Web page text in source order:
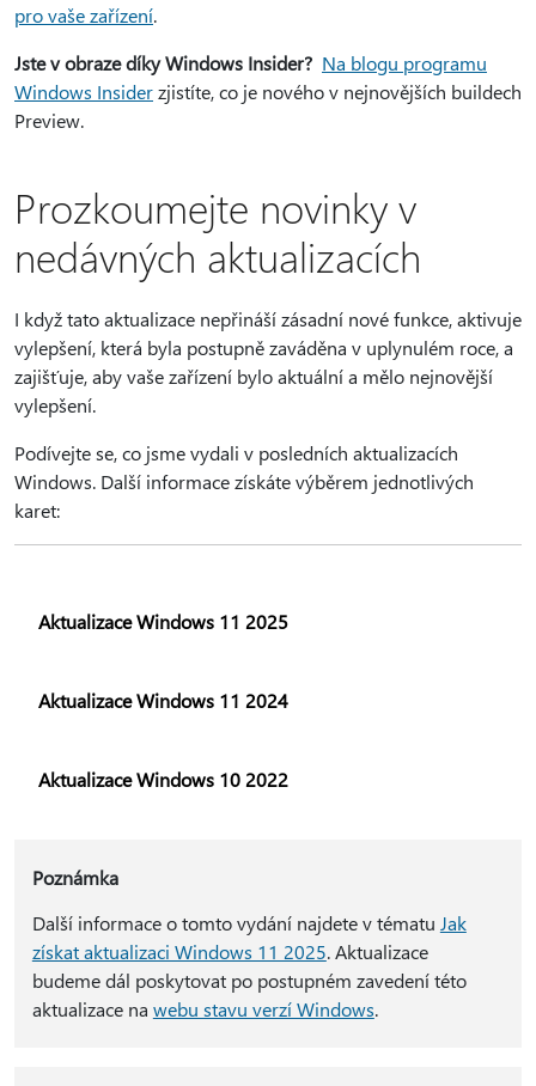
pro vaše zařízení.
Jste v obraze díky Windows Insider? Na blogu programu
Windows Insiderzjistíte, co je nového v nejnovějších buildech
Preview.
Prozkoumejte novinky v
nedávných aktualizacích
I když tato aktualizace nepřináší zásadní nové funkce, aktivuje
vylepšení, která byla postupně zaváděna v uplynulém roce, a
zajišťuje, aby vaše zařízení bylo aktuální a mělo nejnovější
vylepšení.
Podívejte se, co jsme vydali v posledních aktualizacích
Windows. Další informace získáte výběrem jednotlivých
karet:
Aktualizace Windows 11 2025
Aktualizace Windows 11 2024
Aktualizace Windows 10 2022
Poznámka
Další informace o tomto vydání najdete v tématu Jak
získat aktualizaci Windows 11 2025. Aktualizace
budeme dál poskytovat po postupném zavedení této
aktualizace na webu stavu verzí Windows.